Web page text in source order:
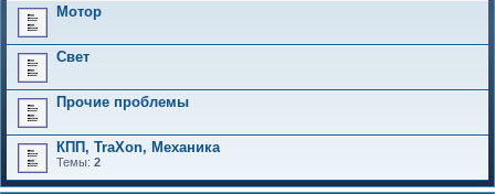
Мотор
Свет
Прочие проблемы
КПП, TraXon, Механика
Темы: 2